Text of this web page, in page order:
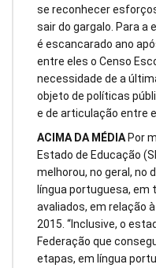
se reconhecer
sair do gargalo. Para a
é escancarado ano
entre eles o Censo
necessidade de a
objeto de políticas
e de articulação entre
ACIMA DA MÉDIA Por
Estado de Educação
melhorou, no geral, no
língua portuguesa, em
avaliados, em relação
2015. “Inclusive, o
Federação que
etapas, em língua